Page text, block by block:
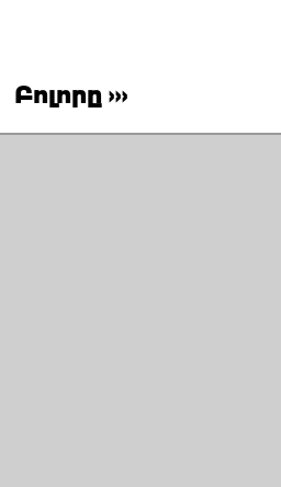
Բոլորը ›››